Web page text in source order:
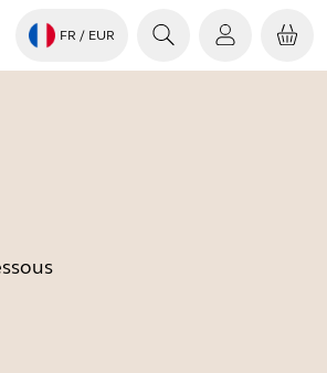
FR / EUR